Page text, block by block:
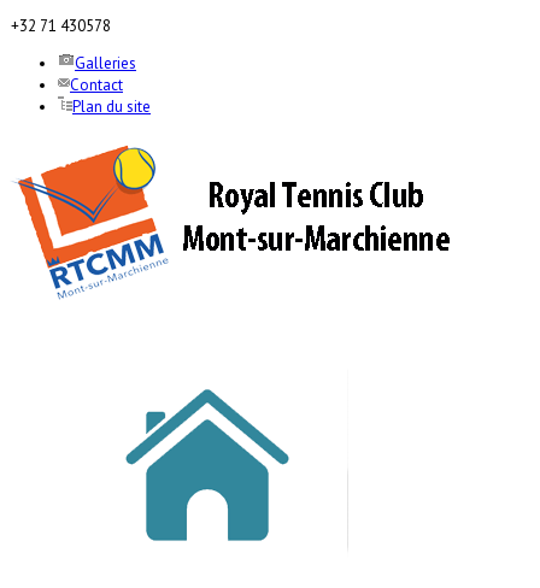
+32 71 430578
Galleries
Contact
Plan du site